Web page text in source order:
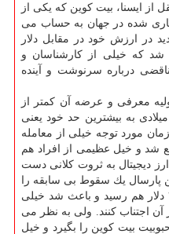
از ایسنا، بیت كوین كه یكی از
شده در جهان به حساب می
در ارزش خود در مقابل دلار
كه خیلی از كارشناسان و
درباره سرنوشت و آینده
معرفی و عرضه آن كمتر از
چند دلار بود در دسامبر سال ۲۰۱۷ میلادی به بیشترین حد خود یعنی
زمان مورد توجه خیلی از معامله
شد و خیل عظیمی از افراد هم
دیجیتال به ثروت كلانی دست
پارسال یك سقوط بی سابقه را
هم تجربه نمود و ارزش آن به ۳۰۰۰ دلار هم رسید و باعث شد خیلی
آن اجتناب كنند. ولی به نظر می
بیت كوین را بگیرد و خیل